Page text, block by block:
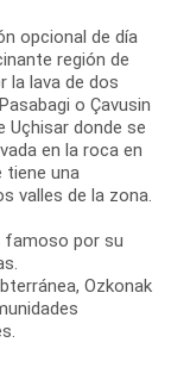
opcional de día
región de
la lava de dos
o Çavusin
Uçhisar donde se
en la roca en
tiene una
valles de la zona.
famoso por su
Ozkonak